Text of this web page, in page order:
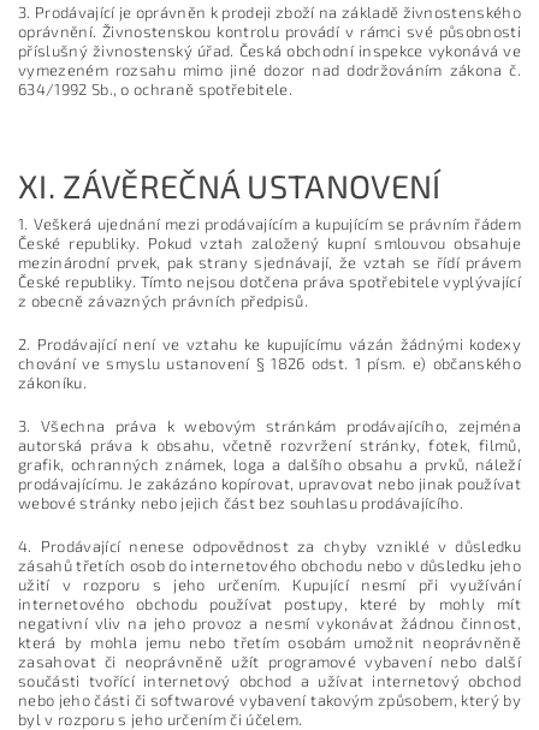
3. Prodávající je oprávněn k prodeji zboží na základě živnostenského
oprávnění. Živnostenskou kontrolu provádí v rámci své působnosti
příslušný živnostenský úřad. Česká obchodní inspekce vykonává ve
vymezeném rozsahu mimo jiné dozor nad dodržováním zákona č.
634/1992 Sb., o ochraně spotřebitele.
XI. ZÁVĚREČNÁ USTANOVENÍ
1. Veškerá ujednání mezi prodávajícím a kupujícím se právním řádem
České republiky. Pokud vztah založený kupní smlouvou obsahuje
mezinárodní prvek, pak strany sjednávají, že vztah se řídí právem
České republiky. Tímto nejsou dotčena práva spotřebitele vyplývající
z obecně závazných právních předpisů.
2. Prodávající není ve vztahu ke kupujícímu vázán žádnými kodexy
chování ve smyslu ustanovení § 1826 odst. 1 písm. e) občanského
zákoníku.
3. Všechna práva k webovým stránkám prodávajícího, zejména
autorská práva k obsahu, včetně rozvržení stránky, fotek, filmů,
grafik, ochranných známek, loga a dalšího obsahu a prvků, náleží
prodávajícímu. Je zakázáno kopírovat, upravovat nebo jinak používat
webové stránky nebo jejich část bez souhlasu prodávajícího.
4. Prodávající nenese odpovědnost za chyby vzniklé v důsledku
zásahů třetích osob do internetového obchodu nebo v důsledku jeho
užití v rozporu s jeho určením. Kupující nesmí při využívání
internetového obchodu používat postupy, které by mohly mít
negativní vliv na jeho provoz a nesmí vykonávat žádnou činnost,
která by mohla jemu nebo třetím osobám umožnit neoprávněně
zasahovat či neoprávněně užít programové vybavení nebo další
součásti tvořící internetový obchod a užívat internetový obchod
nebo jeho části či softwarové vybavení takovým způsobem, který by
byl v rozporu s jeho určením či účelem.